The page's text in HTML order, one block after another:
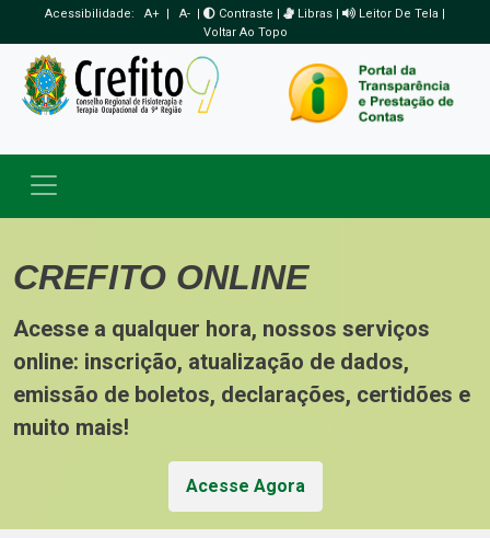
Acessibilidade: A+ | A- | Contraste | Libras | Leitor De Tela |
Voltar Ao Topo
Toggle navigation
CREFITO ONLINE
Acesse a qualquer hora, nossos serviços
online: inscrição, atualização de dados,
emissão de boletos, declarações, certidões e
muito mais!
Acesse Agora